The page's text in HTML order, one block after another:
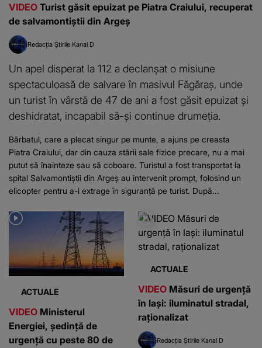
VIDEO Turist găsit epuizat pe Piatra Craiului, recuperat
de salvamontiștii din Argeș
Redacția Știrile Kanal D
Un apel disperat la 112 a declanșat o misiune
spectaculoasă de salvare în masivul Făgăraș, unde
un turist în vârstă de 47 de ani a fost găsit epuizat și
deshidratat, incapabil să-și continue drumeția.
Bărbatul, care a plecat singur pe munte, a ajuns pe creasta
Piatra Craiului, dar din cauza stării sale fizice precare, nu a mai
putut să înainteze sau să coboare. Turistul a fost transportat la
spital Salvamontiștii din Argeș au intervenit prompt, folosind un
elicopter pentru a-l extrage în siguranță pe turist. După...
ACTUALE
VIDEO Ministerul
Energiei, ședință de
urgență cu peste 80 de
ACTUALE
VIDEO Măsuri de urgență
în Iași: iluminatul stradal,
raționalizat
Redacția Știrile Kanal D